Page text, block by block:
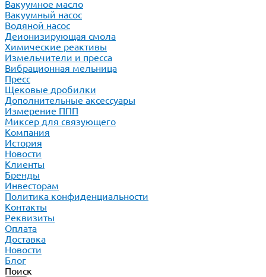
Вакуумное масло
Вакуумный насос
Водяной насос
Деионизирующая смола
Химические реактивы
Измельчители и пресса
Вибрационная мельница
Пресс
Щековые дробилки
Дополнительные аксессуары
Измерение ППП
Миксер для связующего
Компания
История
Новости
Клиенты
Бренды
Инвесторам
Политика конфиденциальности
Контакты
Реквизиты
Оплата
Доставка
Новости
Блог
Поиск